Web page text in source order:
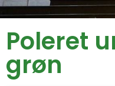
Poleret
grøn